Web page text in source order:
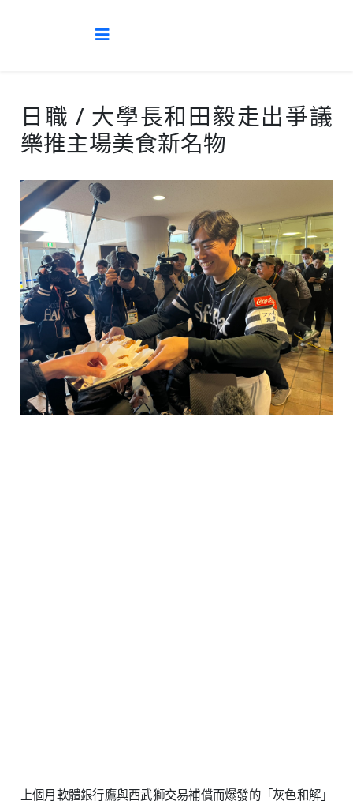
日職 / 大學長和田毅走出爭議
樂推主場美食新名物
上個月軟體銀行鷹與西武獅交易補償而爆發的「灰色和解」